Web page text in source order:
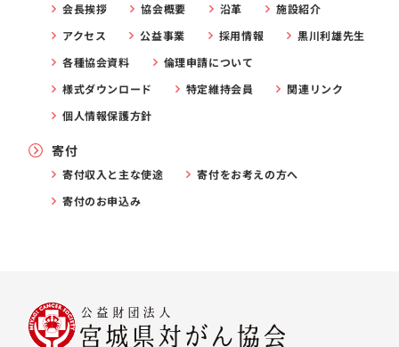
会長挨拶 協会概要 沿革
施設紹介
アクセス
公益事業 採用情報
黒川利雄先生
各種協会資料
倫理申請について
様式ダウンロード
特定維持会員
関連リンク
個人情報保護方針
寄付
寄付収入と主な使途
寄付をお考えの方へ
寄付のお申込み